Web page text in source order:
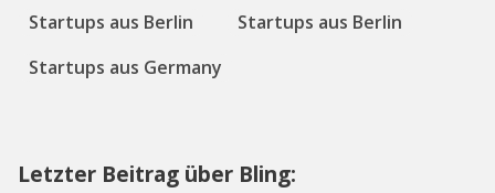
Startups aus Berlin
Startups aus Berlin
Startups aus Germany
Letzter Beitrag über Bling: